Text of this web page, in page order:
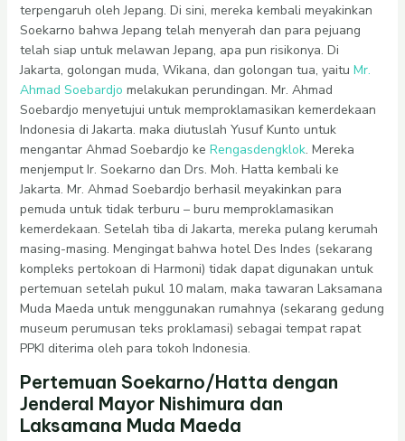
terpengaruh oleh Jepang. Di sini, mereka kembali meyakinkan
Soekarno bahwa Jepang telah menyerah dan para pejuang
telah siap untuk melawan Jepang, apa pun risikonya. Di
Jakarta, golongan muda, Wikana, dan golongan tua, yaitu Mr.
Ahmad Soebardjo melakukan perundingan. Mr. Ahmad
Soebardjo menyetujui untuk memproklamasikan kemerdekaan
Indonesia di Jakarta. maka diutuslah Yusuf Kunto untuk
mengantar Ahmad Soebardjo ke Rengasdengklok. Mereka
menjemput Ir. Soekarno dan Drs. Moh. Hatta kembali ke
Jakarta. Mr. Ahmad Soebardjo berhasil meyakinkan para
pemuda untuk tidak terburu – buru memproklamasikan
kemerdekaan. Setelah tiba di Jakarta, mereka pulang kerumah
masing-masing. Mengingat bahwa hotel Des Indes (sekarang
kompleks pertokoan di Harmoni) tidak dapat digunakan untuk
pertemuan setelah pukul 10 malam, maka tawaran Laksamana
Muda Maeda untuk menggunakan rumahnya (sekarang gedung
museum perumusan teks proklamasi) sebagai tempat rapat
PPKI diterima oleh para tokoh Indonesia.
Pertemuan Soekarno/Hatta dengan
Jenderal Mayor Nishimura dan
Laksamana Muda Maeda